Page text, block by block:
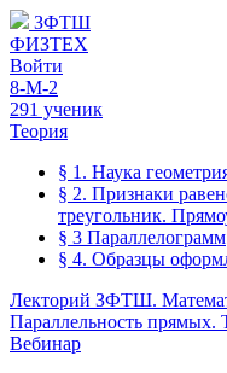
ЗФТШ
ФИЗТЕХ
Войти
8-М-2
291 ученик
Теория
§ 1. Наука
§ 2. Признаки
треугольник.
§ 3 Параллелограмм
§ 4. Образцы
Лекторий ЗФТШ.
Параллельность прямых.
Вебинар